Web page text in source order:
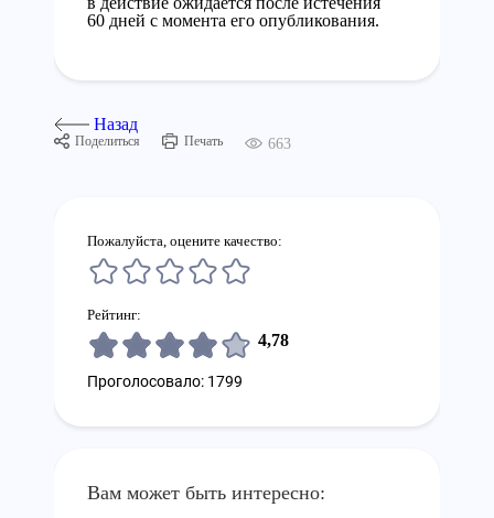
60 дней с момента его опубликования.
Назад
Поделиться Печать 663
Пожалуйста, оцените качество:
Рейтинг:
4,78
Проголосовало: 1799
Вам может быть интересно: